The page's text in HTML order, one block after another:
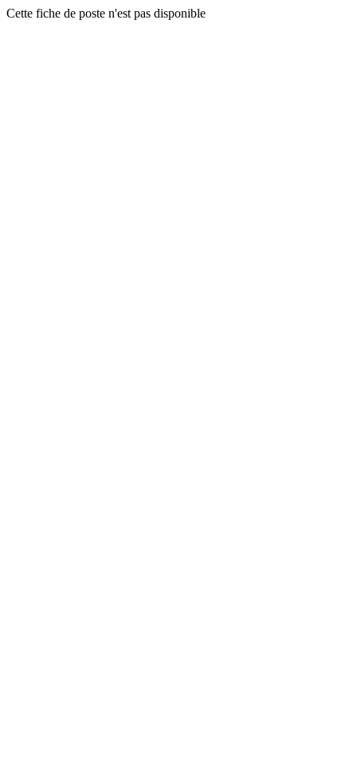
Cette fiche de poste n'est pas disponible